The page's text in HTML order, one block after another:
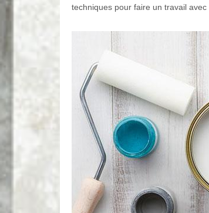
techniques pour faire un travail avec